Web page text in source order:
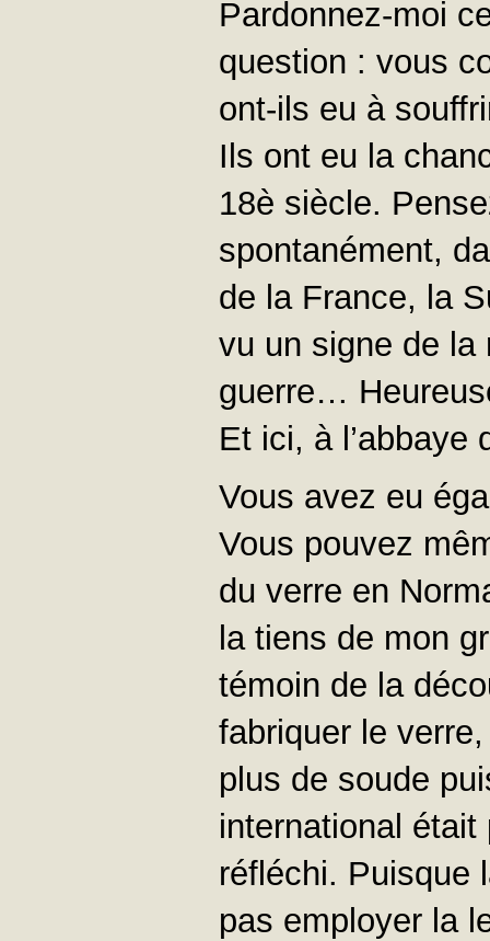
Pardonnez-moi
question : vous
ont-ils eu à
Ils ont eu la
18è siècle.
spontanément,
de la France, la
vu un signe de la
guerre…
Et ici, à l’abbaye
Vous avez eu
Vous pouvez
du verre en
la tiens de mon
témoin de la
fabriquer le
plus de soude
international
réfléchi. Puisque
pas employer la